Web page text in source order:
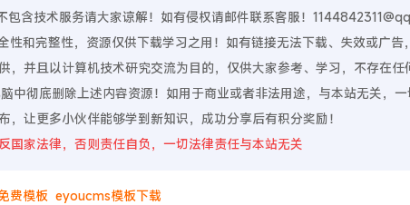
包含技术服务请大家谅解！如有侵权请邮件联系客服！
和完整性，资源仅供下载学习之用！如有链接无法下载、失效或广告
并且以计算机技术研究交流为目的，仅供大家参考、学习，不存在任
中彻底删除上述内容资源！如用于商业或者非法用途，与本站无关，一
让更多小伙伴能够学到新知识，成功分享后有积分奖励！
国家法律，否则责任自负，一切法律责任与本站无关
费模板 eyoucms模板下载